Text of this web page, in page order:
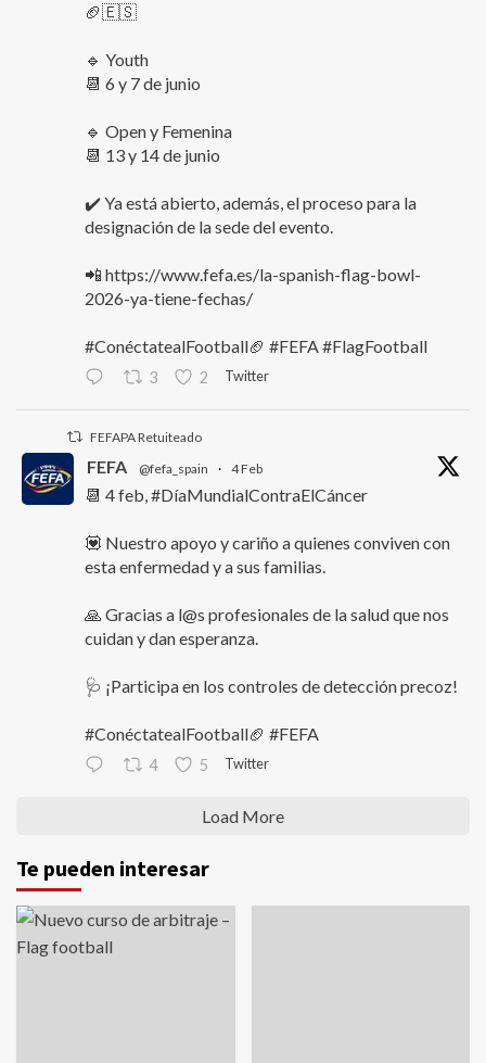
🏈🇪🇸
🔹 Youth
📆 6 y 7 de junio
🔹 Open y Femenina
📆 13 y 14 de junio
✔️ Ya está abierto, además, el proceso para la
designación de la sede del evento.
📲 https://www.fefa.es/la-spanish-flag-bowl-
2026-ya-tiene-fechas/
#ConéctatealFootball🏈 #FEFA #FlagFootball
3 2 Twitter
FEFAPA Retuiteado
FEFA @fefa_spain · 4 Feb
📆 4 feb, #DíaMundialContraElCáncer
💟 Nuestro apoyo y cariño a quienes conviven con
esta enfermedad y a sus familias.
🙏 Gracias a l@s profesionales de la salud que nos
cuidan y dan esperanza.
🩺 ¡Participa en los controles de detección precoz!
#ConéctatealFootball🏈 #FEFA
4 5 Twitter
Load More
Te pueden interesar